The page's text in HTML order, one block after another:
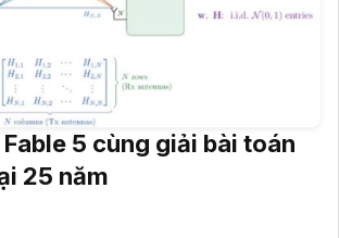
5 cùng giải bài toán
25 năm